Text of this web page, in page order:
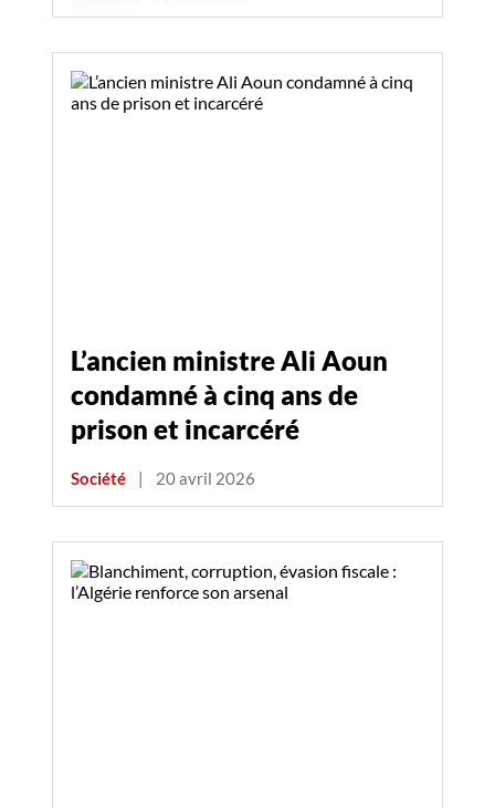
L’ancien ministre Ali Aoun
condamné à cinq ans de
prison et incarcéré
Société | 20 avril 2026